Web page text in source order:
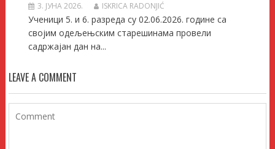
3. ЈУНА 2026. ISKRICA RADONJIĆ
Ученици 5. и 6. разреда су 02.06.2026. године са
својим одељењским старешинама провели
садржајан дан на...
LEAVE A COMMENT